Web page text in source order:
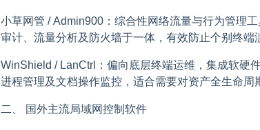
小草网管 / Admin900：综合性网络流量与行为管理
审计、流量分析及防火墙于一体，有效防止个别终端
WinShield / LanCtrl：偏向底层终端运维，集成软硬
进程管理及文档操作监控，适合需要对资产全生命周
二、 国外主流局域网控制软件